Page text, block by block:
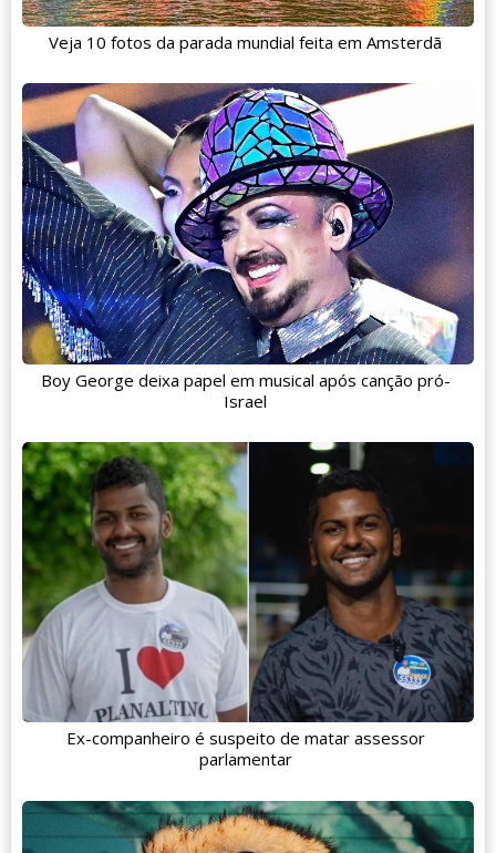
Veja 10 fotos da parada mundial feita em Amsterdã
Boy George deixa papel em musical após canção pró-
Israel
Ex-companheiro é suspeito de matar assessor
parlamentar